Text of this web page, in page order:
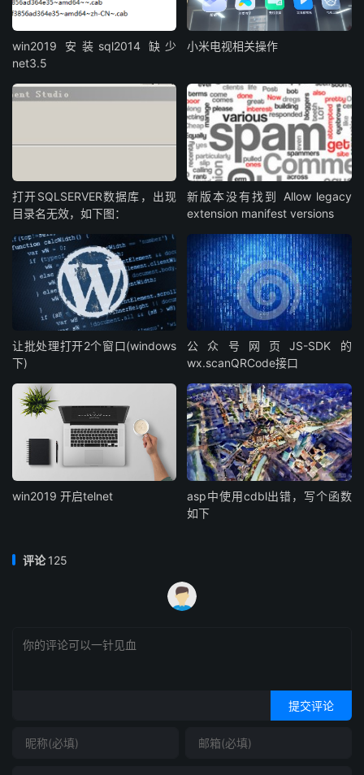
win2019 安装sql2014 缺少
net3.5
小米电视相关操作
打开SQLSERVER数据库，出现
目录名无效，如下图：
新版本没有找到 Allow legacy
extension manifest versions
让批处理打开2个窗口(windows
下)
公众号网页JS-SDK的
wx.scanQRCode接口
win2019 开启telnet
asp中使用cdbl出错，写个函数
如下
评论125
提交评论